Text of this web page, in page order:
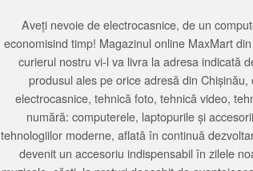
Aveți nevoie de electrocasnice, de un
economisind timp! Magazinul online MaxMart
curierul nostru vi-l va livra la adresa indicată
produsul ales pe orice adresă din
electrocasnice, tehnică foto, tehnică video,
numără: computerele, laptopurile și
tehnologiilor moderne, aflată în continuă
devenit un accesoriu indispensabil în zilele